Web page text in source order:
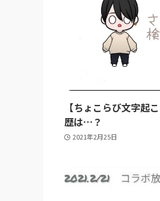
【ちょこらび文字起
歴は…？
2021年2月25日